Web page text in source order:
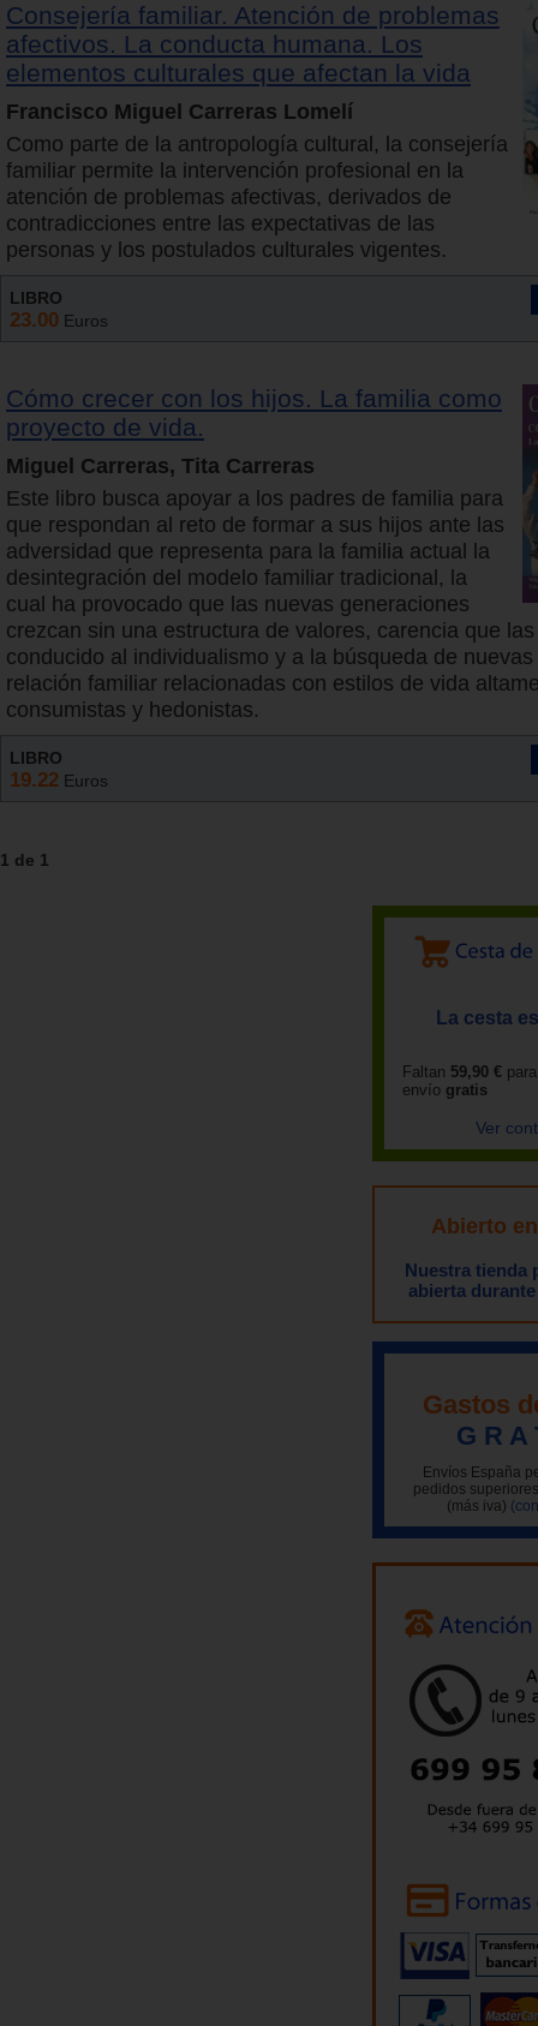
Consejería familiar. Atención de problemas
afectivos. La conducta humana. Los
elementos culturales que afectan la vida
Francisco Miguel Carreras Lomelí
Como parte de la antropología cultural, la consejería
familiar permite la intervención profesional en la
atención de problemas afectivas, derivados de
contradicciones entre las expectativas de las
personas y los postulados culturales vigentes.
LIBRO
23.00 Euros
Cómo crecer con los hijos. La familia como
proyecto de vida.
Miguel Carreras, Tita Carreras
Este libro busca apoyar a los padres de familia para
que respondan al reto de formar a sus hijos ante las
adversidad que representa para la familia actual la
desintegración del modelo familiar tradicional, la
cual ha provocado que las nuevas generaciones
crezcan sin una estructura de valores, carencia que
conducido al individualismo y a la búsqueda de
relación familiar relacionadas con estilos de vida
consumistas y hedonistas.
LIBRO
19.22 Euros
1 de 1
La cesta
Faltan 59,90 €
envío gratis
Ver
Abierto
Nuestra tienda
abierta
Gastos
G R A
Envíos España
pedidos
(más iva)